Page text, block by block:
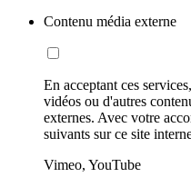
Contenu média externe
En acceptant ces
vidéos ou d'autres
externes. Avec votre
suivants sur ce site
Vimeo, YouTube